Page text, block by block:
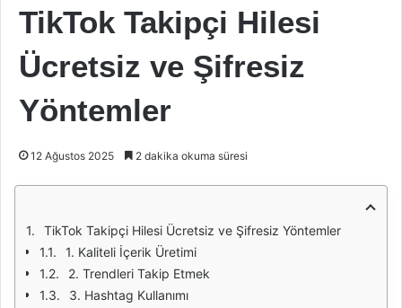
TikTok Takipçi Hilesi
Ücretsiz ve Şifresiz
Yöntemler
12 Ağustos 2025 2 dakika okuma süresi
TikTok Takipçi Hilesi Ücretsiz ve Şifresiz Yöntemler
1. Kaliteli İçerik Üretimi
2. Trendleri Takip Etmek
3. Hashtag Kullanımı